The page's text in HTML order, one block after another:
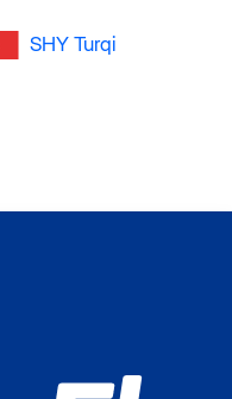
SHY Turqi